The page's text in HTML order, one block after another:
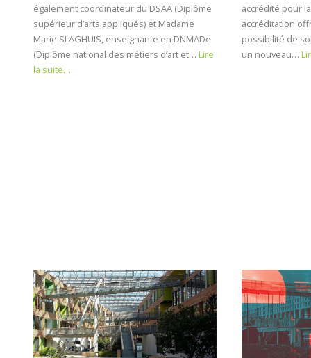
également coordinateur du DSAA (Diplôme
supérieur d’arts appliqués) et Madame
Marie SLAGHUIS, enseignante en DNMADe
(Diplôme national des métiers d’art et… Lire
la suite…
accrédité pour
accréditation
possibilité de
un nouveau…